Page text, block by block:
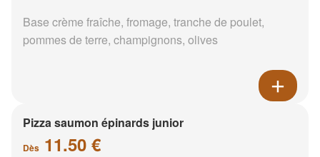
Base crème fraîche, fromage, tranche de poulet,
pommes de terre, champignons, olives
Pizza saumon épinards junior
Dès 11.50 €